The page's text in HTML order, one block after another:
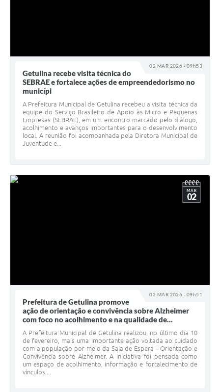
02 MAR 2026 - 09h53
Getulina recebe visita técnica do
SEBRAE e fortalece ações de empreendedorismo no
municípi
A Prefeitura Municipal de Getulina recebeu a visita técnica da
equipe do Serviço Brasileiro de Apoio às Micro e Pequenas
Empresas (SEBRAE), em um encontro marcado pelo diálogo,
acolhimento e avanços importantes para o desenvolvimento
local. A reunião foi acompanhada pela Diretora Municipal de
Juventude e...
02 MAR 2026 - 09h51
MAR
02
Prefeitura de Getulina promove
ação de orientação e convivência sobre Alzheimer
com foco no acolhimento e na qualidade de...
A Prefeitura Municipal de Getulina realizou, no último dia 10
de fevereiro, mais uma importante ação voltada ao cuidado
com a população por meio da Sala de Espera – Orientação e
Convivência sobre Alzheimer. A iniciativa foi pensada como
um espaço de acolhimento, informação e fortalecimento de
vínculos,...